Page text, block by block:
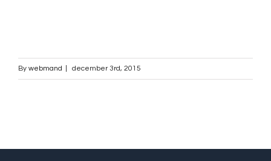
By webmand december 3rd, 2015